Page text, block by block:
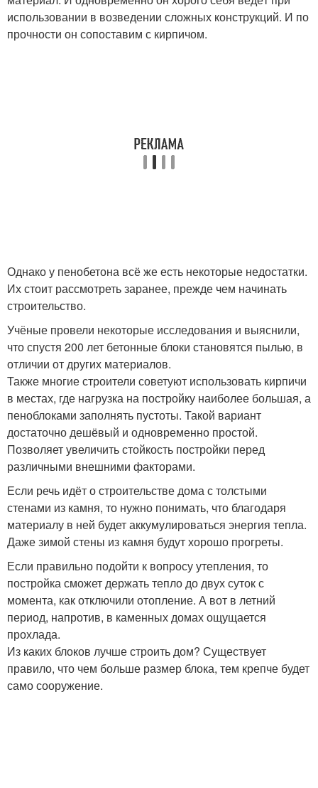
использовании в возведении сложных конструкций. И по
прочности он сопоставим с кирпичом.
Однако у пенобетона всё же есть некоторые недостатки.
Их стоит рассмотреть заранее, прежде чем начинать
строительство.
Учёные провели некоторые исследования и выяснили,
что спустя 200 лет бетонные блоки становятся пылью, в
отличии от других материалов.
Также многие строители советуют использовать кирпичи
в местах, где нагрузка на постройку наиболее большая, а
пеноблоками заполнять пустоты. Такой вариант
достаточно дешёвый и одновременно простой.
Позволяет увеличить стойкость постройки перед
различными внешними факторами.
Если речь идёт о строительстве дома с толстыми
стенами из камня, то нужно понимать, что благодаря
материалу в ней будет аккумулироваться энергия тепла.
Даже зимой стены из камня будут хорошо прогреты.
Если правильно подойти к вопросу утепления, то
постройка сможет держать тепло до двух суток с
момента, как отключили отопление. А вот в летний
период, напротив, в каменных домах ощущается
прохлада.
Из каких блоков лучше строить дом? Существует
правило, что чем больше размер блока, тем крепче будет
само сооружение.